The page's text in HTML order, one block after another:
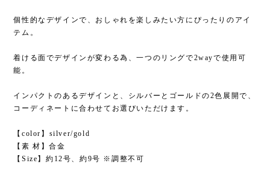
個性的なデザインで、おしゃれを楽しみたい方にぴったりのアイ
テム。
着ける面でデザインが変わる為、一つのリングで2wayで使用可
能。
インパクトのあるデザインと、シルバーとゴールドの2色展開で、
コーディネートに合わせてお選びいただけます。
【color】silver/gold
【素 材】合金
【Size】約12号、約9号 ※調整不可